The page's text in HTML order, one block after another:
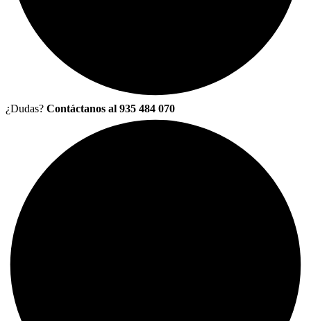
¿Dudas? Contáctanos al 935 484 070